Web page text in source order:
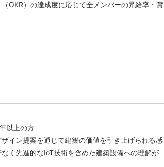
OKR）の達成度に応じて全メンバーの昇給率・賞
以上の方
イン提案を通じて建築の価値を引き上げられる感
く先進的なIoT技術を含めた建築設備への理解が